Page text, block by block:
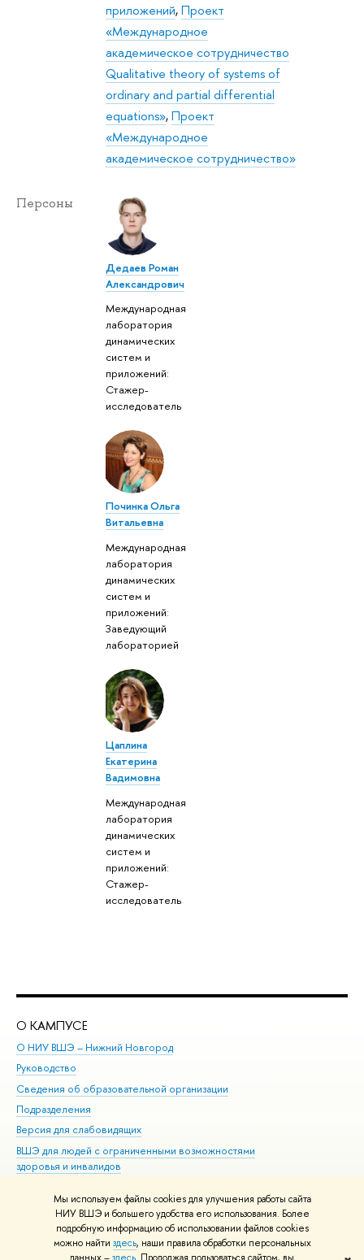
Мы используем файлы cookies для улучшения работы сайта
НИУ ВШЭ и большего удобства его использования. Более
подробную информацию об использовании файлов cookies
можно найти здесь, наши правила обработки персональных
приложений,Проект
«Международное
академическое сотрудничество
Qualitative theory of systems of
ordinary and partial differential
equations»,Проект
«Международное
академическое сотрудничество»
Персоны
Дедаев Роман
Александрович
Международная
лаборатория
динамических
систем и
приложений:
Стажер-
исследователь
Починка Ольга
Витальевна
Международная
лаборатория
динамических
систем и
приложений:
Заведующий
лабораторией
Цаплина
Екатерина
Вадимовна
Международная
лаборатория
динамических
систем и
приложений:
Стажер-
исследователь
О КАМПУСЕ
О НИУ ВШЭ – Нижний Новгород
Руководство
Сведения об образовательной организации
Подразделения
Версия для слабовидящих
ВШЭ для людей с ограниченными возможностями
здоровья и инвалидов